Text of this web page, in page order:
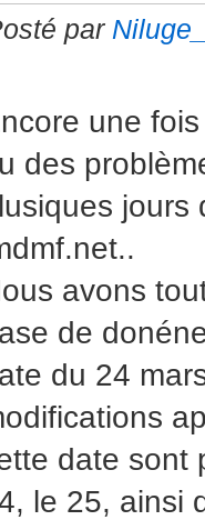
par
une
des
jours
avons
de
du 24
date sont
le 25, ainsi